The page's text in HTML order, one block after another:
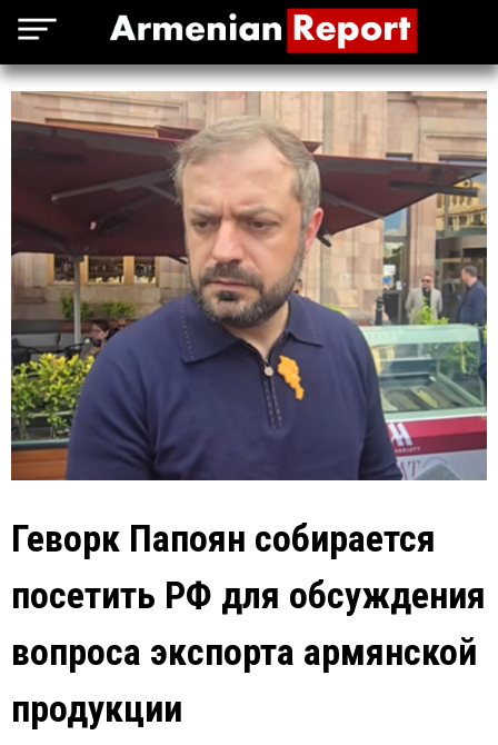
Геворк Папоян собирается
посетить РФ для обсуждения
вопроса экспорта армянской
продукции